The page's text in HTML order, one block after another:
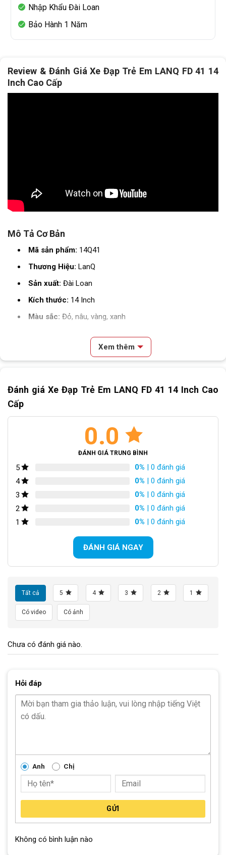
Nhập Khẩu Đài Loan
Bảo Hành 1 Năm
Review & Đánh Giá Xe Đạp Trẻ Em LANQ FD 41 14 Inch Cao Cấp
Thông Số Kỹ Thuật
Những Đặc Điểm Thu Hút Của Xe Đạp Trẻ Em LANQ FD 41 14 Inch
Khung xe dày dặn và thiết kế lạ mắt
Trang bị thêm phuộc sau giúp giảm xóc cho bé
Thoải mái bẻ lái với tay lái hợp kim thép
Review & Đánh Giá Xe Đạp Trẻ Em LANQ FD 41 14
Inch Cao Cấp
Mô Tả Cơ Bản
Mã sản phẩm: 14Q41
Thương Hiệu: LanQ
Sản xuất: Đài Loan
Kích thước: 14 Inch
Màu sắc: Đỏ, nâu, vàng, xanh
Xe đạp trẻ em
SKU 14Q41
Đỏ, nâu, vàng, xanh
Càng xe Hợp kim nhôm
Hợp kim thép
Phanh đĩa cơ
Tăng tốc trước
(Gạt đĩa)
N/A
Líp sau
Xích: N/A
Lốp: Lốp XJ 14×2.125
9KG
Trọng lượng xe
Xem thêm
Đánh giá Xe Đạp Trẻ Em LANQ FD 41 14 Inch Cao
Cấp
0.0
ĐÁNH GIÁ TRUNG BÌNH
5 0% | 0 đánh giá
4
0% | 0 đánh giá
3
0% | 0 đánh giá
2
0% | 0 đánh giá
1
0% | 0 đánh giá
ĐÁNH GIÁ NGAY
Tất cả 5 4 3 2 1
Có video Có ảnh
Chưa có đánh giá nào.
Hỏi đáp
Anh Chị
GỬI
Không có bình luận nào